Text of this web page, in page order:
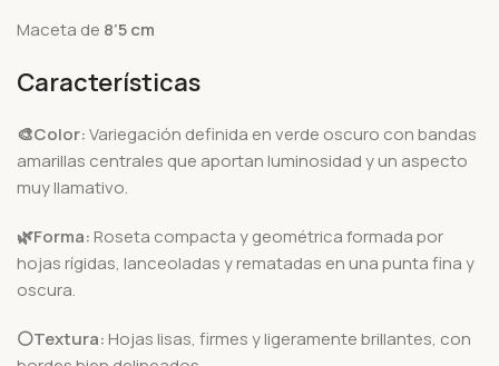
Maceta de 8’5 cm
Características
🎨Color:Variegación definida en verde oscuro con bandas
amarillas centrales que aportan luminosidad y un aspecto
muy llamativo.
🌿Forma: Roseta compacta y geométrica formada por
hojas rígidas, lanceoladas y rematadas en una punta fina y
oscura.
⚪Textura: Hojas lisas, firmes y ligeramente brillantes, con